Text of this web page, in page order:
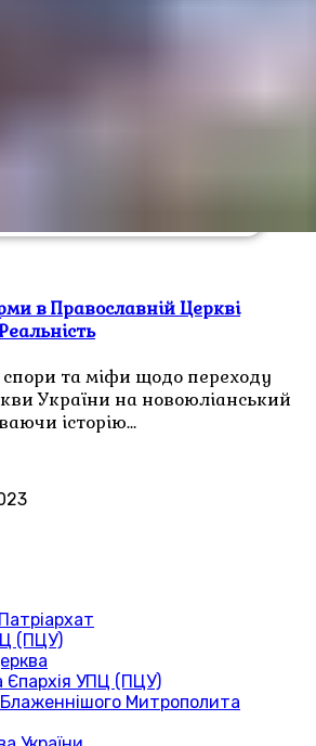
в Православній Церкві
спори та міфи щодо переходу
України на новоюліанський
історію…
(ПЦУ)
Єпархія УПЦ (ПЦУ)
Митрополита